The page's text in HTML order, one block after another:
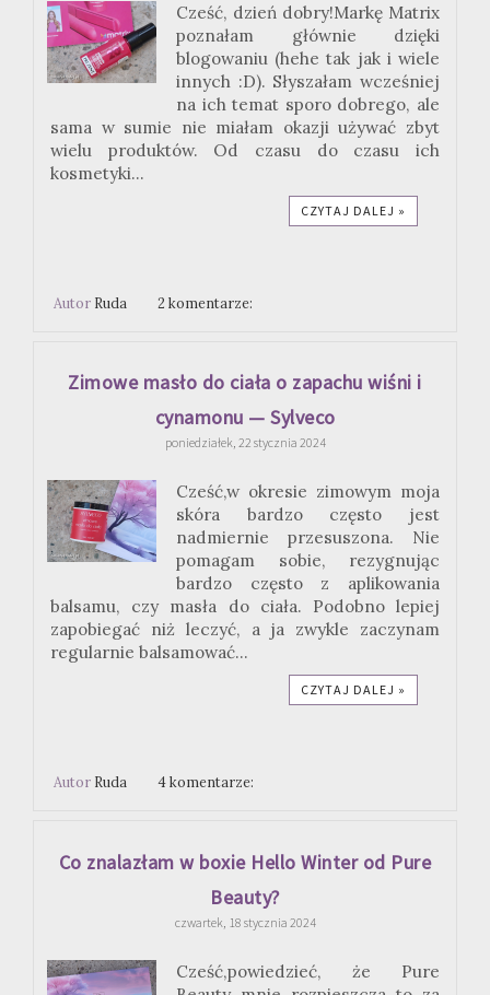
Cześć, dzień dobry!Markę Matrix
poznałam głównie dzięki
blogowaniu (hehe tak jak i wiele
innych :D). Słyszałam wcześniej
na ich temat sporo dobrego, ale
sama w sumie nie miałam okazji używać zbyt
wielu produktów. Od czasu do czasu ich
kosmetyki...
CZYTAJ DALEJ »
Autor Ruda 2 komentarze:
Zimowe masło do ciała o zapachu wiśni i
cynamonu — Sylveco
poniedziałek, 22 stycznia 2024
Cześć,w okresie zimowym moja
skóra bardzo często jest
nadmiernie przesuszona. Nie
pomagam sobie, rezygnując
bardzo często z aplikowania
balsamu, czy masła do ciała. Podobno lepiej
zapobiegać niż leczyć, a ja zwykle zaczynam
regularnie balsamować...
CZYTAJ DALEJ »
Autor Ruda 4 komentarze:
Co znalazłam w boxie Hello Winter od Pure
Beauty?
czwartek, 18 stycznia 2024
Cześć,powiedzieć, że Pure